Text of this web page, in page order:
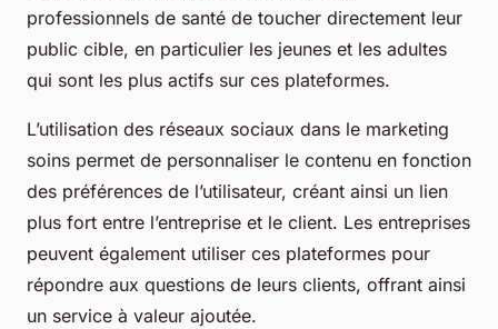
professionnels de santé de toucher directement leur
public cible, en particulier les jeunes et les adultes
qui sont les plus actifs sur ces plateformes.
L’utilisation des réseaux sociaux dans le marketing
soins permet de personnaliser le contenu en fonction
des préférences de l’utilisateur, créant ainsi un lien
plus fort entre l’entreprise et le client. Les entreprises
peuvent également utiliser ces plateformes pour
répondre aux questions de leurs clients, offrant ainsi
un service à valeur ajoutée.